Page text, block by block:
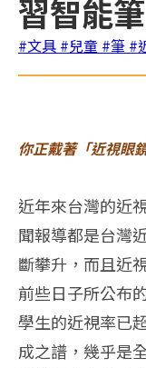
習智能
#文具 #兒童 #筆 #
你正戴著「近視眼
近年來台灣的近
聞報導都是台灣
斷攀升，而且近
前些日子所公布
學生的近視率已
成之譜，幾乎是